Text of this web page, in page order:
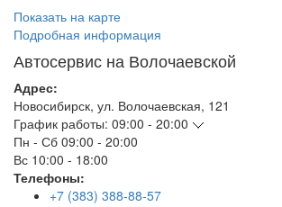
Показать на карте
Подробная информация
Автосервис на Волочаевской
Адрес:
Новосибирск, ул. Волочаевская, 121
График работы: 09:00 - 20:00
Пн - Сб 09:00 - 20:00
Вс 10:00 - 18:00
Телефоны:
+7 (383) 388-88-57